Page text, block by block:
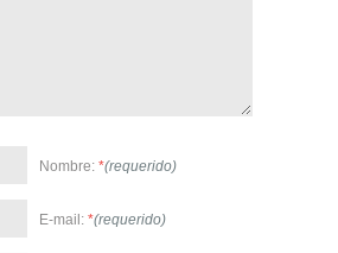
Nombre: *(requerido)
E-mail: *(requerido)